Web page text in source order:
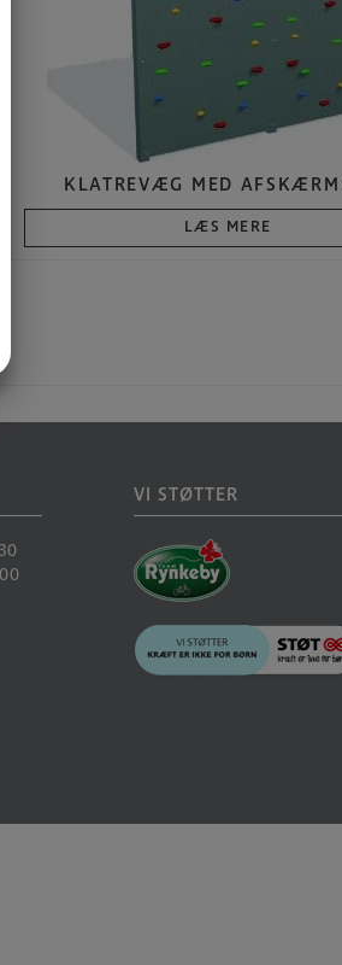
KLATREVÆG MED
LÆS MERE
VI STØTTER